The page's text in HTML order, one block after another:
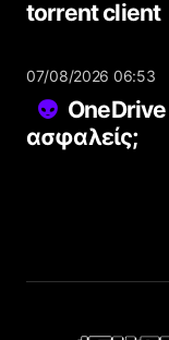
torrent client
07/08/2026 06:53
ασφαλείς;